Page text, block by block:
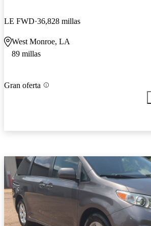
LE FWD 36,828 millas
West Monroe, LA
89 millas
Gran oferta